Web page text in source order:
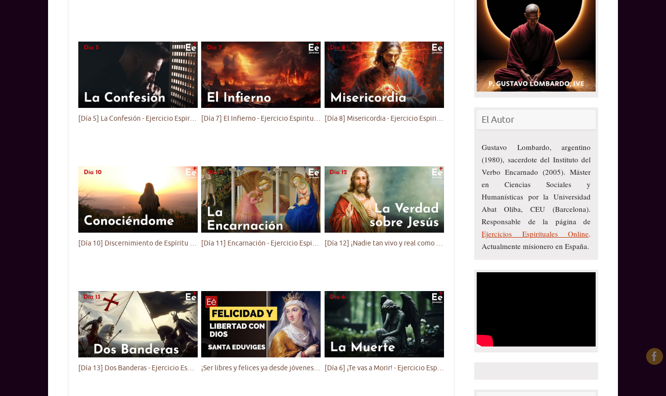
[Día 5] La Confesión - Ejercicio Espiritual para Jóvenes [Día 7] El Infierno - Ejercicio Espiritual para Jóvenes [Día 8] Misericordia - Ejercicio Espiritual para Jóvenes
[Día 10] Discernimiento de Espíritu - Ejercicio Espiritual para Jóvenes [Día 11] Encarnación - Ejercicio Espiritual para Jóvenes [Día 12] ¡Nadie tan vivo y real como Jesús! - Ejercicio Espiritual para Jóvenes
[Día 13] Dos Banderas - Ejercicio Espiritual para Jóvenes ¡Ser libres y felices ya desde jóvenes! #jóvenescatólicos #jóvenessantos [Día 6] ¡Te vas a Morir! - Ejercicio Espiritual para Jóvenes
El Autor
Gustavo Lombardo, argentino
(1980), sacerdote del Instituto del
Verbo Encarnado (2005). Máster
en Ciencias Sociales y
Humanísticas por la Universidad
Abat Oliba, CEU (Barcelona).
Responsable de la página de
Ejercicios Espirituales Online.
Actualmente misionero en España.